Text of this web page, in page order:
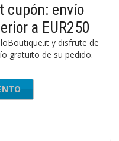
cupón: envío
a EUR250
y disfrute de
gratuito de su pedido.